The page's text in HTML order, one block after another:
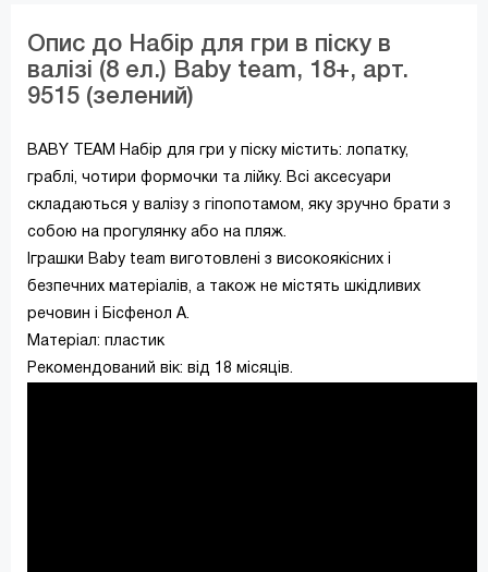
Опис до Набір для гри в піску в
валізі (8 ел.) Baby team, 18+, арт.
9515 (зелений)
BABY TEAM Набір для гри у піску містить: лопатку,
граблі, чотири формочки та лійку. Всі аксесуари
складаються у валізу з гіпопотамом, яку зручно брати з
собою на прогулянку або на пляж.
Іграшки Baby team виготовлені з високоякісних і
безпечних матеріалів, а також не містять шкідливих
речовин і Бісфенол А.
Матеріал: пластик
Рекомендований вік: від 18 місяців.